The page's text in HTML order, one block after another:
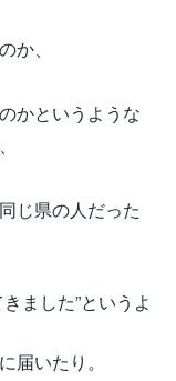
か、
かというような
じ県の人だった
ました”というよ
届いたり。